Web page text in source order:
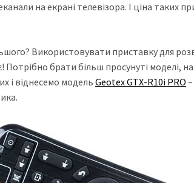
на екрані телевізора. І ціна таких
Використовувати приставку для
Потрібно брати більш просунуті моделі,
і віднесемо модельGeotex GTX-R10i PRO